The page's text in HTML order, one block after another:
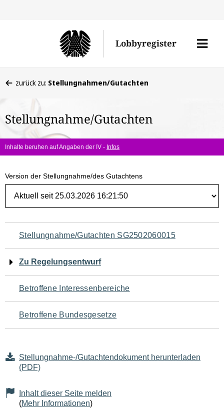
Lobbyregister
Menü
befinden
hier:
zurück zu: Stellungnahmen/Gutachten
Stellungnahme/Gutachten
Inhalte beruhen auf Angaben der IV - Infos
Version der Stellungnahme/des Gutachtens
Navigation
für
den
Seiteninhalt
Stellungnahme/Gutachten SG2502060015
Zu Regelungsentwurf
Betroffene Interessenbereiche
Betroffene Bundesgesetze
Stellungnahme-/Gutachtendokument herunterladen
(PDF)
Inhalt dieser Seite melden
(Mehr Informationen)